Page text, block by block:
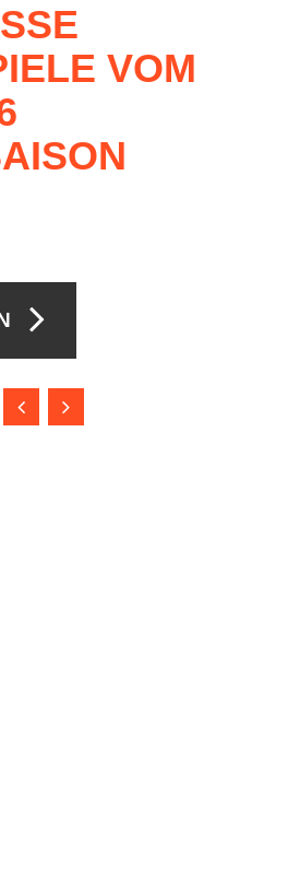
VOM